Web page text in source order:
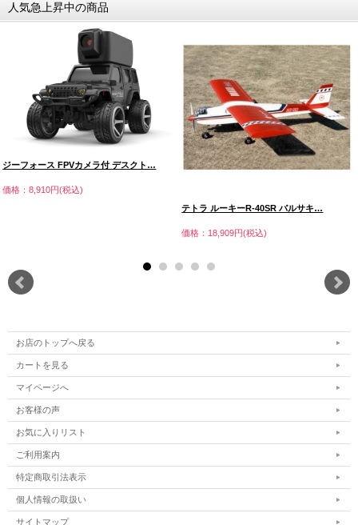
人気急上昇中の商品
ジーフォース FPVカメラ付 デスクト…
価格：8,910円(税込)
テトラ ルーキーR-40SR バルサキ…
価格：18,909円(税込)
お店のトップへ戻る
カートを見る
マイページへ
お客様の声
お気に入りリスト
ご利用案内
特定商取引法表示
個人情報の取扱い
サイトマップ